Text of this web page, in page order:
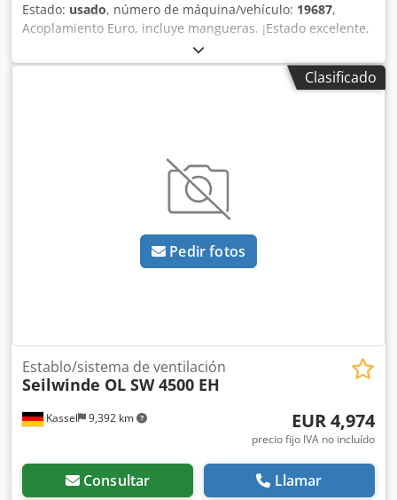
Estado: usado, número de máquina/vehículo: 19687,
Acoplamiento Euro, incluye mangueras. ¡Estado excelente,
poco uso! Chedpfx Adsrxuq Teyja
Clasificado
Pedir fotos
Kassel 9,392 km
Establo/sistema de ventilación
Seilwinde OL SW 4500 EH
EUR 4,974
precio fijo IVA no incluído
Consultar Llamar